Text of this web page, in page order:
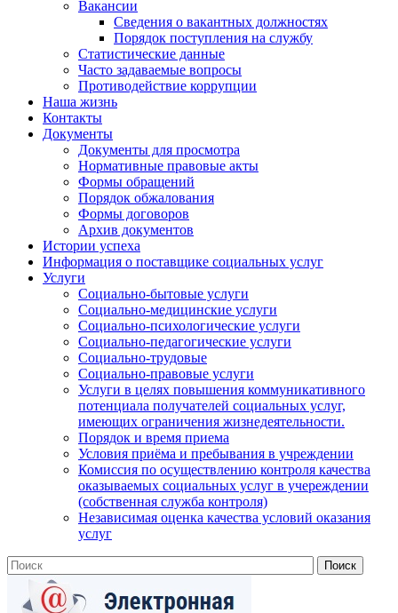
Вакансии
Сведения о вакантных должностях
Порядок поступления на службу
Статистические данные
Часто задаваемые вопросы
Противодействие коррупции
Наша жизнь
Контакты
Документы
Документы для просмотра
Нормативные правовые акты
Формы обращений
Порядок обжалования
Формы договоров
Архив документов
Истории успеха
Информация о поставщике социальных услуг
Услуги
Социально-бытовые услуги
Социально-медицинские услуги
Социально-психологические услуги
Социально-педагогические услуги
Социально-трудовые
Социально-правовые услуги
Услуги в целях повышения коммуникативного
потенциала получателей социальных услуг,
имеющих ограничения жизнедеятельности.
Порядок и время приема
Условия приёма и пребывания в учреждении
Комиссия по осуществлению контроля качества
оказываемых социальных услуг в учереждении
(собственная служба контроля)
Независимая оценка качества условий оказания
услуг